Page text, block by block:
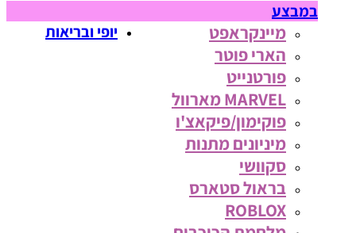
במבצע
מיינקראפט
הארי פוטר
פורטנייט
MARVEL מארוול
פוקימון/פיקאצ'ו
מיניונים מתנות
סקוושי
בראול סטארס
ROBLOX
יופי ובריאות